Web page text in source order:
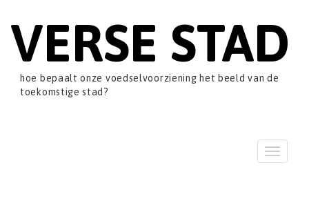
VERSE STAD
hoe bepaalt onze voedselvoorziening het beeld van de
toekomstige stad?
T
o